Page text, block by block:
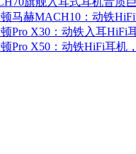
顿马赫MACH10：动铁
顿Pro X30：动铁入耳
顿Pro X50：动铁HiFi耳